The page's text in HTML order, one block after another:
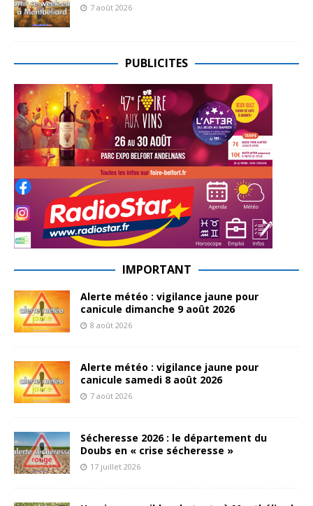
7 août 2026
PUBLICITES
IMPORTANT
Alerte météo : vigilance jaune pour
canicule dimanche 9 août 2026
8 août 2026
Alerte météo : vigilance jaune pour
canicule samedi 8 août 2026
7 août 2026
Sécheresse 2026 : le département du
Doubs en « crise sécheresse »
17 juillet 2026